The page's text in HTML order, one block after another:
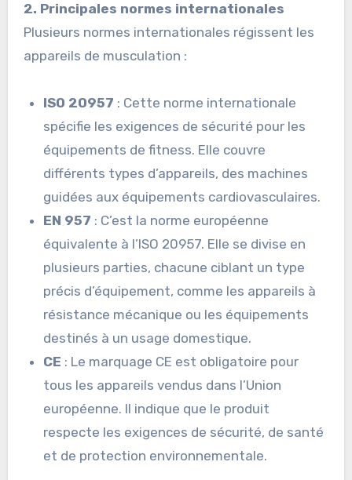
2. Principales normes internationales
Plusieurs normes internationales régissent les
appareils de musculation :
ISO 20957 : Cette norme internationale
spécifie les exigences de sécurité pour les
équipements de fitness. Elle couvre
différents types d’appareils, des machines
guidées aux équipements cardiovasculaires.
EN 957 : C’est la norme européenne
équivalente à l’ISO 20957. Elle se divise en
plusieurs parties, chacune ciblant un type
précis d’équipement, comme les appareils à
résistance mécanique ou les équipements
destinés à un usage domestique.
CE : Le marquage CE est obligatoire pour
tous les appareils vendus dans l’Union
européenne. Il indique que le produit
respecte les exigences de sécurité, de santé
et de protection environnementale.